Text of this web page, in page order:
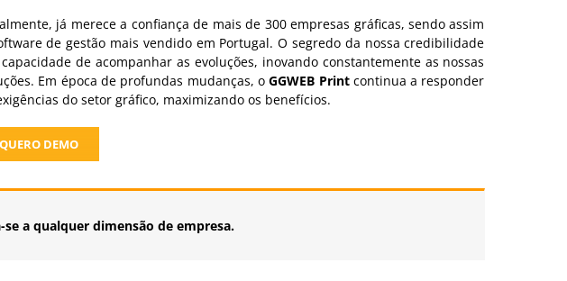
já merece a confiança de mais de 300 empresas gráficas, sendo assim
de gestão mais vendido em Portugal. O segredo da nossa credibilidade
de acompanhar as evoluções, inovando constantemente as nossas
Em época de profundas mudanças, oGGWEB Printcontinua a responder
do setor gráfico, maximizando os benefícios.
QUERO DEMO
a qualquer dimensão de empresa.